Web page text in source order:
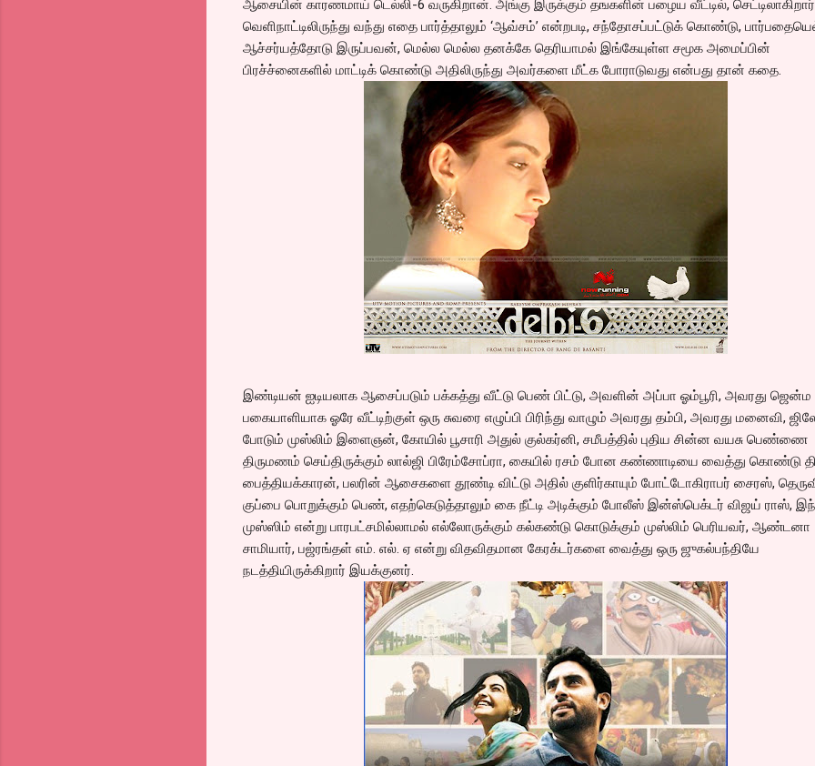
ஆசையின் காரணமாய் டெல்லி-6 வருகிறான். அங்கு இருக்கும் தஙகளின் பழைய வீட்டில்,
வெளிநாட்டிலிருந்து வந்து எதை பார்த்தாலும் ‘ஆவ்சம்’ என்றபடி, சந்தோசப்பட்டுக் கொண்டு,
ஆச்சர்யத்தோடு இருப்பவன், மெல்ல மெல்ல தனக்கே தெரியாமல் இங்கேயுள்ள சமூக அமைப்பின்
பிரச்ச்னைகளில் மாட்டிக் கொண்டு அதிலிருந்து அவர்களை மீட்க போராடுவது என்பது தான் கதை.
இண்டியன் ஐடியலாக ஆசைப்படும் பக்கத்து வீட்டு பெண் பிட்டு, அவளின் அப்பா ஓம்பூரி, அவரது ஜென்ம
பகையாளியாக ஓரே வீட்டிற்குள் ஒரு சுவரை எழுப்பி பிரிந்து வாழும் அவரது தம்பி, அவரது மனைவி,
போடும் முஸ்லிம் இளைஞன், கோயில் பூசாரி அதுல் குல்கர்னி, சமீபத்தில் புதிய சின்ன வயசு பெண்ணை
திருமணம் செய்திருக்கும் லால்ஜி பிரேம்சோப்ரா, கையில் ரசம் போன கண்ணாடியை வைத்து கொண்டு
பைத்தியக்காரன், பலரின் ஆசைகளை தூண்டி விட்டு அதில் குளிர்காயும் போட்டோகிராபர் சைரஸ்,
குப்பை பொறுக்கும் பெண், எதற்கெடுத்தாலும் கை நீட்டி அடிக்கும் போலீஸ் இன்ஸ்பெக்டர் விஜய் ராஸ்,
முஸ்ஸிம் என்று பாரபட்சமில்லாமல் எல்லோருக்கும் கல்கண்டு கொடுக்கும் முஸ்லிம் பெரியவர், ஆண்டனா
சாமியார், பஜ்ரங்தள் எம். எல். ஏ என்று விதவிதமான கேரக்டர்களை வைத்து ஒரு ஜுகல்பந்தியே
நடத்தியிருக்கிறார் இயக்குனர்.